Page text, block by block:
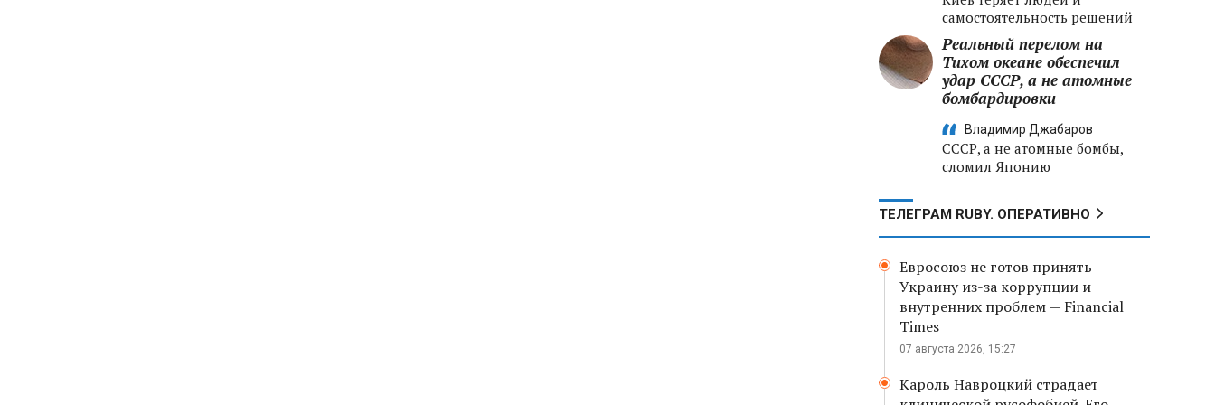
самостоятельность решений
Реальный перелом на
Тихом океане обеспечил
удар СССР, а не атомные
бомбардировки
Владимир Джабаров
СССР, а не атомные бомбы,
сломил Японию
ТЕЛЕГРАМ RUBY. ОПЕРАТИВНО
Евросоюз не готов принять
Украину из-за коррупции и
внутренних проблем — Financial
Times
07 августа 2026, 15:27
Кароль Навроцкий страдает